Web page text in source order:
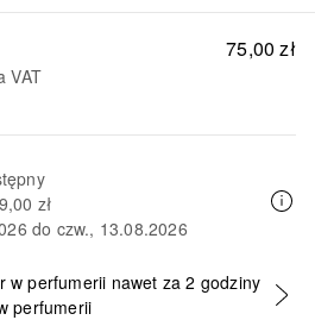
75,00 zł
VAT
zł
do czw., 13.08.2026
DO KOSZYKA
w perfumerii nawet za 2 godziny
perfumerii